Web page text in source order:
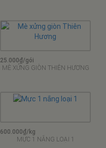
25.000₫/gói
MÈ XỬNG GIÒN THIÊN HƯƠNG
600.000₫/kg
MỰC 1 NẮNG LOẠI 1